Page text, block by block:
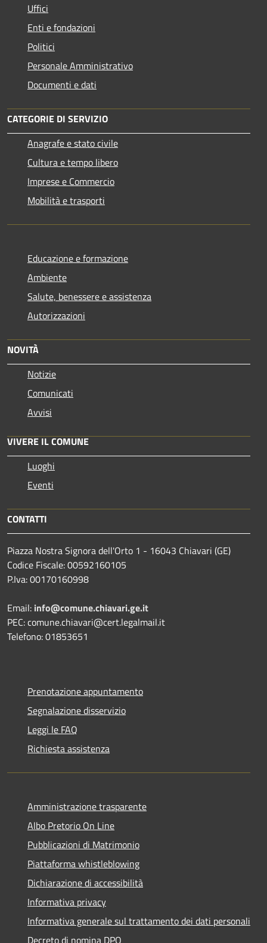
Uffici
Enti e fondazioni
Politici
Personale Amministrativo
Documenti e dati
CATEGORIE DI SERVIZIO
Anagrafe e stato civile
Cultura e tempo libero
Imprese e Commercio
Mobilità e trasporti
Educazione e formazione
Ambiente
Salute, benessere e assistenza
Autorizzazioni
NOVITÀ
Notizie
Comunicati
Avvisi
VIVERE IL COMUNE
Luoghi
Eventi
CONTATTI
Piazza Nostra Signora dell'Orto 1 - 16043 Chiavari (GE)
Codice Fiscale: 00592160105
P.Iva: 00170160998
Email: info@comune.chiavari.ge.it
PEC: comune.chiavari@cert.legalmail.it
Telefono: 01853651
Prenotazione appuntamento
Segnalazione disservizio
Leggi le FAQ
Richiesta assistenza
Amministrazione trasparente
Albo Pretorio On Line
Pubblicazioni di Matrimonio
Piattaforma whistleblowing
Dichiarazione di accessibilità
Informativa privacy
Informativa generale sul trattamento dei dati personali
Decreto di nomina DPO